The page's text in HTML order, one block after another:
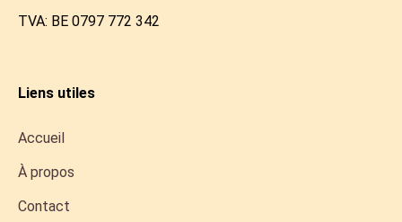
TVA: BE 0797 772 342
Liens utiles
Accueil
À propos
Contact